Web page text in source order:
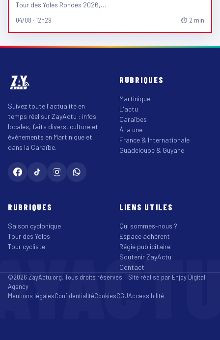
Tour des Yoles Rondes 2026,…
04/08 · 12h29 ⏱ 2 min
Suivez toute l'actualité en
temps réel sur ZayActu : infos
locales, faits divers, culture et
événements en Martinique et
dans la Caraïbe.
RUBRIQUES
Martinique
L'actu
Caraïbes
À la une
France & Internationale
Guadeloupe & Guyane
RUBRIQUES
Saison cyclonique
Tour des Yoles
Tour cycliste
LIENS UTILES
Qui sommes-nous ?
Espace adhérent
Régie publicitaire
Soutenir ZayActu
Contact
©2026 ZayActu.org. Tous droits réservés. · Site réalisé par Enjoy Digital
Agency
Mentions légalesConfidentialitéCookiesCGUAccessibilité